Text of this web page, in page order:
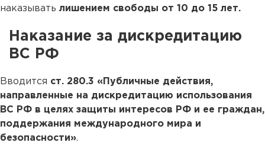
наказывать лишением свободы от 10 до 15 лет.
Наказание за дискредитацию
ВС РФ
Вводится ст. 280.3 «Публичные действия,
направленные на дискредитацию использования
ВС РФ в целях защиты интересов РФ и ее граждан,
поддержания международного мира и
безопасности».